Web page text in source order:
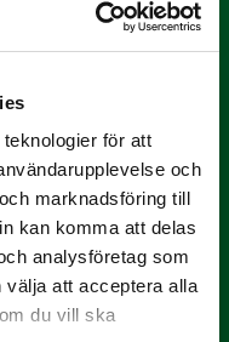
för att
och
marknadsföring till
kan komma att delas
analysföretag som
att acceptera alla
du vill ska
i juni: ”En